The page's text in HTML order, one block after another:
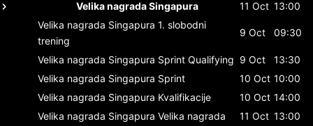
Velika nagrada Singapura 11 Oct 13:00
Velika nagrada Singapura 1. slobodni
trening
9 Oct 09:30
Velika nagrada Singapura Sprint Qualifying 9 Oct
13:30
Velika nagrada Singapura Sprint 10 Oct 10:00
Velika nagrada Singapura Kvalifikacije 10 Oct 14:00
Velika nagrada Singapura Velika nagrada 11 Oct 13:00